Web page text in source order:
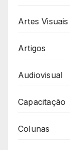
Artes Visuais
Artigos
Audiovisual
Capacitação
Colunas